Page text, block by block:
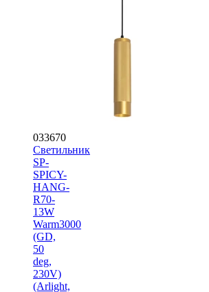
033670
Светильник
SP-
SPICY-
HANG-
R70-
13W
Warm3000
(GD,
50
deg,
230V)
(Arlight,